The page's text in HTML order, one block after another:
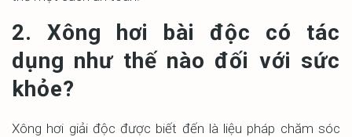
2. Xông hơi bài độc có tác
dụng như thế nào đối với sức
khỏe?
Xông hơi giải độc được biết đến là liệu pháp chăm sóc